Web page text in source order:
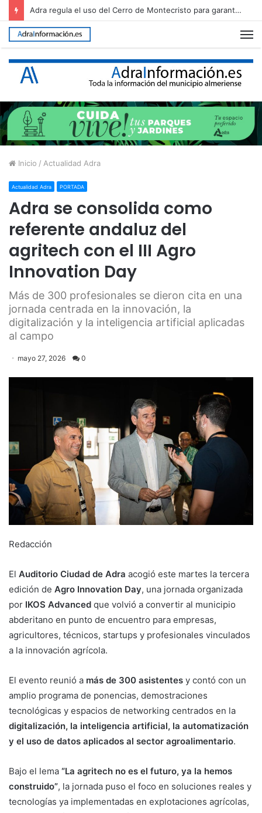
Adra regula el uso del Cerro de Montecristo para garantizar su conservación
Inicio / Actualidad Adra
Actualidad Adra PORTADA
Adra se consolida como
referente andaluz del
agritech con el III Agro
Innovation Day
Más de 300 profesionales se dieron cita en una
jornada centrada en la innovación, la
digitalización y la inteligencia artificial aplicadas
al campo
mayo 27, 2026 0
Redacción
El Auditorio Ciudad de Adra acogió este martes la tercera
edición de Agro Innovation Day, una jornada organizada
por IKOS Advanced que volvió a convertir al municipio
abderitano en punto de encuentro para empresas,
agricultores, técnicos, startups y profesionales vinculados
a la innovación agrícola.
El evento reunió a más de 300 asistentes y contó con un
amplio programa de ponencias, demostraciones
tecnológicas y espacios de networking centrados en la
digitalización, la inteligencia artificial, la automatización
y el uso de datos aplicados al sector agroalimentario.
Bajo el lema “La agritech no es el futuro, ya la hemos
construido”, la jornada puso el foco en soluciones reales y
tecnologías ya implementadas en explotaciones agrícolas,